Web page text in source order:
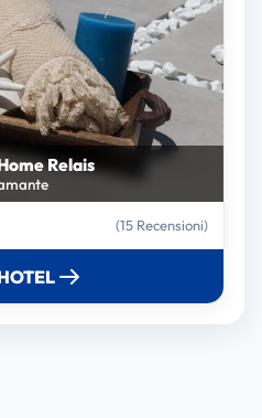
Relais
(15 Recensioni)